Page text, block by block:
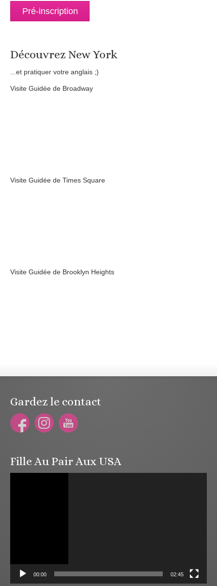
Pré-inscription
Découvrez New York
...et pratiquer votre anglais ;)
Visite Guidée de Broadway
Visite Guidée de Times Square
Visite Guidée de Brooklyn Heights
Gardez le contact
Fille Au Pair Aux USA
00:00 02:45